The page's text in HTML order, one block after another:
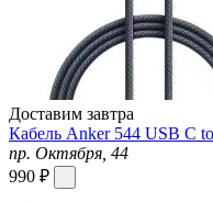
Доставим завтра
Кабель Anker 544 USB C
пр. Октября, 44
990 ₽